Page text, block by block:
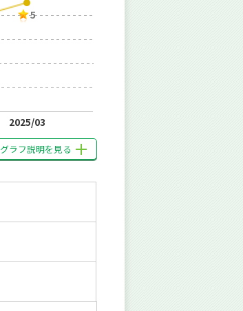
5
2025/03
グラフ説明を見る